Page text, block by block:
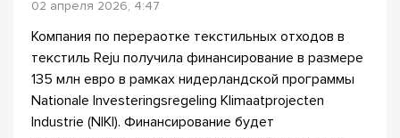
02 апреля 2026, 4:47
Компания по перераотке текстильных отходов в
текстиль Reju получила финансирование в размере
135 млн евро в рамках нидерландской программы
Nationale Investeringsregeling Klimaatprojecten
Industrie (NIKI). Финансирование будет